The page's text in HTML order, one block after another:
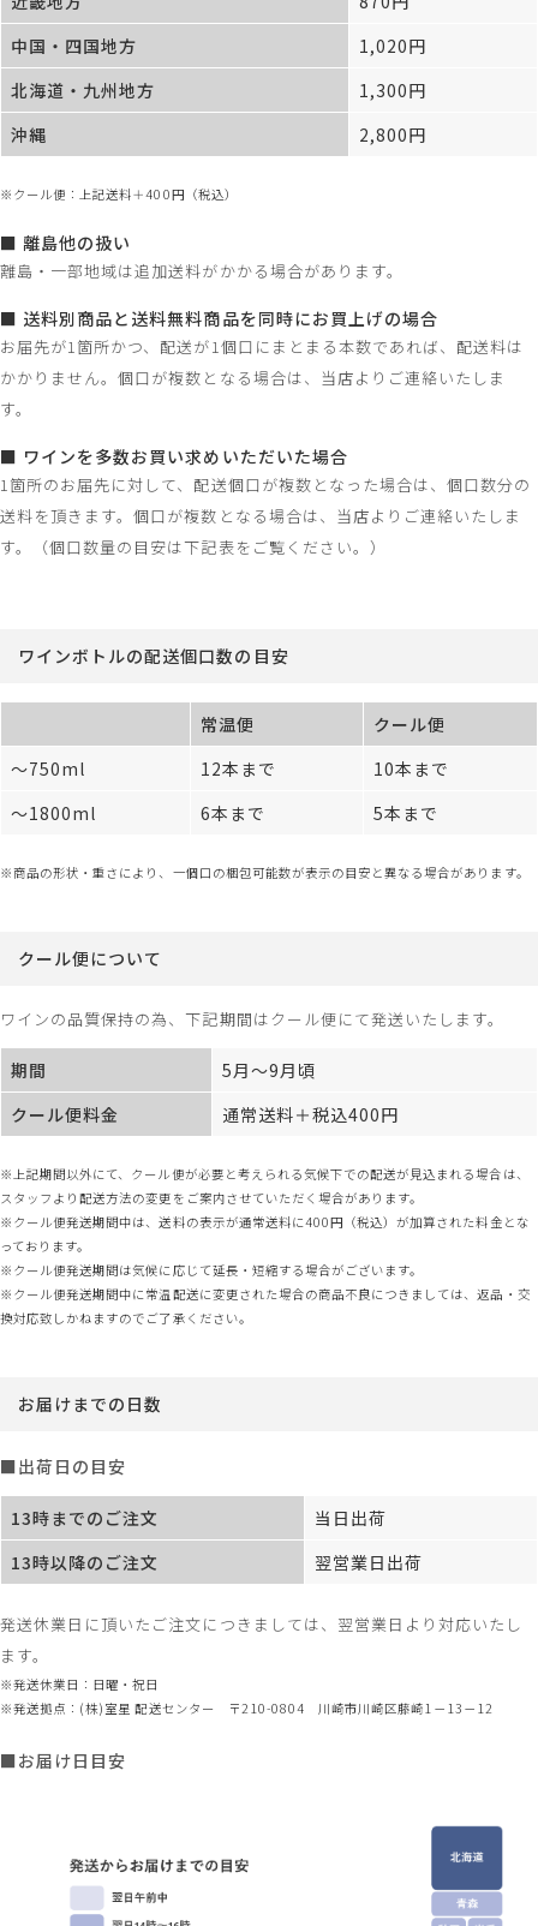
中国・四国地方
1,020円
北海道・九州地方
1,300円
沖縄
2,800円
※クール便：上記送料＋400円（税込）
■ 離島他の扱い
離島・一部地域は追加送料がかかる場合があります。
■ 送料別商品と送料無料商品を同時にお買上げの場合
お届先が1箇所かつ、配送が1個口にまとまる本数であれば、配送料は
かかりません。個口が複数となる場合は、当店よりご連絡いたしま
す。
■ ワインを多数お買い求めいただいた場合
1箇所のお届先に対して、配送個口が複数となった場合は、個口数分の
送料を頂きます。個口が複数となる場合は、当店よりご連絡いたしま
す。（個口数量の目安は下記表をご覧ください。）
ワインボトルの配送個口数の目安
常温便
クール便
～750ml
12本まで
10本まで
～1800ml
6本まで 5本まで
※商品の形状・重さにより、一個口の梱包可能数が表示の目安と異なる場合があります。
クール便について
ワインの品質保持の為、下記期間はクール便にて発送いたします。
期間
5月～9月頃
クール便料金
通常送料＋税込400円
※上記期間以外にて、クール便が必要と考えられる気候下での配送が見込まれる場合は、
スタッフより配送方法の変更をご案内させていただく場合があります。
※クール便発送期間中は、送料の表示が通常送料に400円（税込）が加算された料金とな
っております。
※クール便発送期間は気候に応じて延長・短縮する場合がございます。
※クール便発送期間中に常温配送に変更された場合の商品不良につきましては、返品・交
換対応致しかねますのでご了承ください。
お届けまでの日数
■出荷日の目安
13時までのご注文
当日出荷
13時以降のご注文
翌営業日出荷
発送休業日に頂いたご注文につきましては、翌営業日より対応いたし
ます。
※発送休業日：日曜・祝日
※発送拠点：(株)室星 配送センター 〒210-0804 川崎市川崎区藤崎1－13－12
■お届け日目安